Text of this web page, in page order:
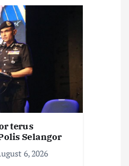
terus
Selangor
6, 2026